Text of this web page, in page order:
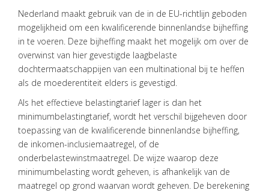
Nederland maakt gebruik van de in de EU-richtlijn geboden
mogelijkheid om een kwalificerende binnenlandse bijheffing
in te voeren. Deze bijheffing maakt het mogelijk om over de
overwinst van hier gevestigde laagbelaste
dochtermaatschappijen van een multinational bij te heffen
als de moederentiteit elders is gevestigd.
Als het effectieve belastingtarief lager is dan het
minimumbelastingtarief, wordt het verschil bijgeheven door
toepassing van de kwalificerende binnenlandse bijheffing,
de inkomen-inclusiemaatregel, of de
onderbelastewinstmaatregel. De wijze waarop deze
minimumbelasting wordt geheven, is afhankelijk van de
maatregel op grond waarvan wordt geheven. De berekening